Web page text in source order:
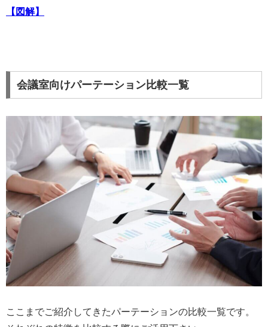
【図解】
会議室向けパーテーション比較一覧
ここまでご紹介してきたパーテーションの比較一覧です。